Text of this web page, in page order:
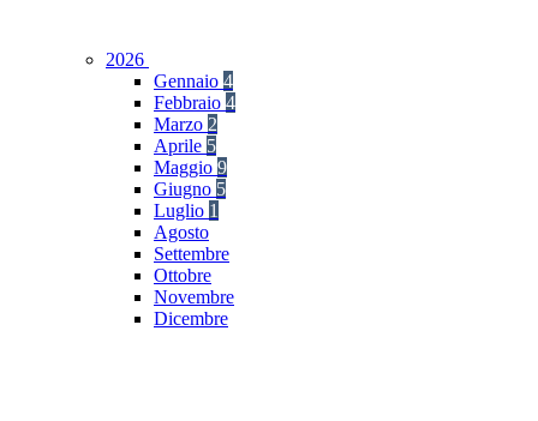
2026
Gennaio 4
Febbraio 4
Marzo 2
Aprile 5
Maggio 9
Giugno 5
Luglio 1
Agosto
Settembre
Ottobre
Novembre
Dicembre